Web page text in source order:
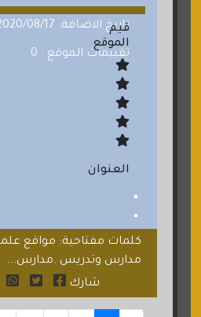
تاريخ الاضافة: 2020/08/17
تقييمات الموقع : 0
قيم
الموقع
العنوان
كلمات مفتاحية: مواقع
مدارس وتدريس .مدارس...
شارك